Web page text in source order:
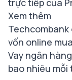
trực tiếp của
Xem thêm
Techcombank
vốn online
Vay ngân
bao nhiêu mỗi